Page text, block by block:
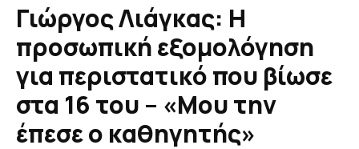
Γιώργος Λιάγκας: Η
προσωπική εξομολόγηση
για περιστατικό που βίωσε
στα 16 του – «Μου την
έπεσε ο καθηγητής»